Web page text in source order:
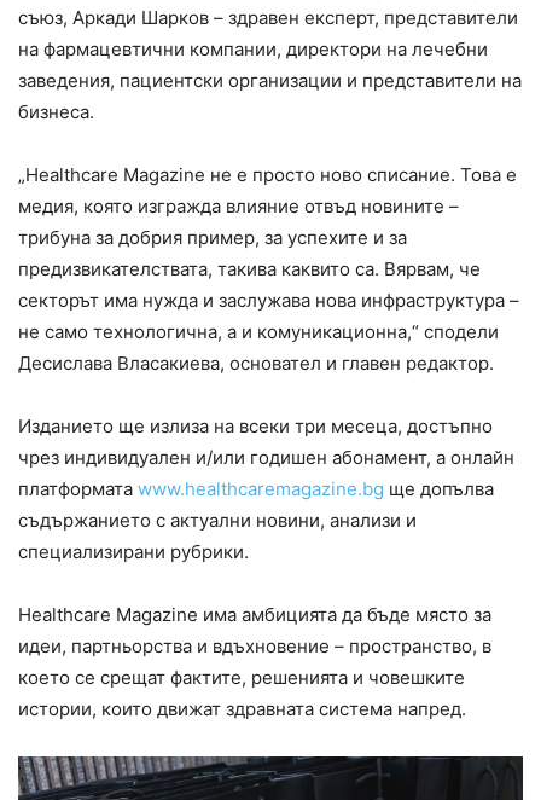
съюз, Аркади Шарков – здравен експерт, представители
на фармацевтични компании, директори на лечебни
заведения, пациентски организации и представители на
бизнеса.
„Healthcare Magazine не е просто ново списание. Това е
медия, която изгражда влияние отвъд новините –
трибуна за добрия пример, за успехите и за
предизвикателствата, такива каквито са. Вярвам, че
секторът има нужда и заслужава нова инфраструктура –
не само технологична, а и комуникационна,“ сподели
Десислава Власакиева, основател и главен редактор.
Изданието ще излиза на всеки три месеца, достъпно
чрез индивидуален и/или годишен абонамент, а онлайн
платформата www.healthcaremagazine.bg ще допълва
съдържанието с актуални новини, анализи и
специализирани рубрики.
Healthcare Magazine има амбицията да бъде място за
идеи, партньорства и вдъхновение – пространство, в
което се срещат фактите, решенията и човешките
истории, които движат здравната система напред.